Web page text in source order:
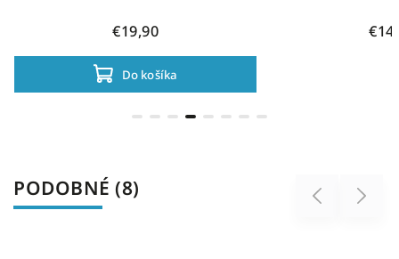
€19,90
Do košíka
PODOBNÉ (8) Previous Next